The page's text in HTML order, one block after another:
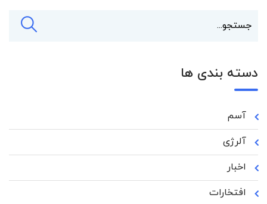
دسته بندی ها
آسم
آلرژی
اخبار
افتخارات